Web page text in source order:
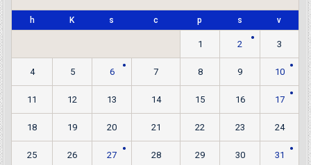
h K s c p s v
1 2 3
4 5 6 7 8 9 10
11 12 13 14 15 16 17
18 19 20 21 22 23 24
25 26 27 28 29 30 31